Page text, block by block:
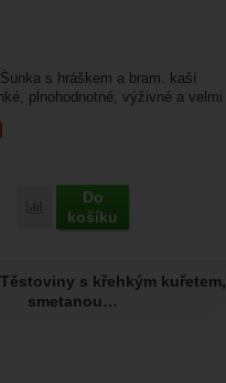
Přidat 'Travellunch Šunka s
Do
košíku
s hráškem a bram. kaší
plnohodnotné, výživné a velmi
Těstoviny s křehkým kuřetem,
smetanou…